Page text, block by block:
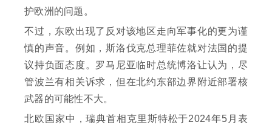
护欧洲的问题。
不过，东欧出现了反对该地区走向军事化的更为谨
慎的声音。例如，斯洛伐克总理菲佐就对法国的提
议持负面态度。罗马尼亚临时总统博洛让认为，尽
管波兰有相关诉求，但在北约东部边界附近部署核
武器的可能性不大。
北欧国家中，瑞典首相克里斯特松于2024年5月表